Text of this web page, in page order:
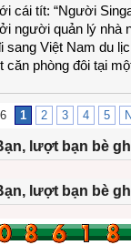
cái tít: “Người
người quản lý nhà
sang Việt Nam du
căn phòng đôi tại
1 2 3 4 5
lượt bạn bè
lượt bạn bè